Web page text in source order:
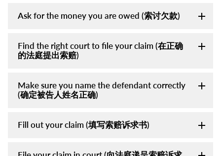
Ask for the money you are owed (索讨欠款)
Find the right court to file your claim (在正确
的法庭提出索赔)
Make sure you name the defendant correctly
(确定被告人姓名正确)
Fill out your claim (填写索赔诉求书)